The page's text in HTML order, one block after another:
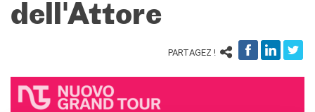
ARTS VISUELS
La festa della musica
Operazioni artistiche
CINÉMA ET AUDIOVISUEL
dell'Attore
PARTAGEZ !